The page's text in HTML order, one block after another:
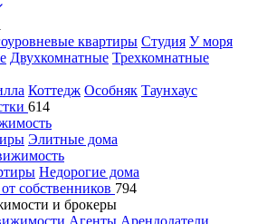
квартиры Студия У моря
Двухкомнатные Трехкомнатные
Коттедж Особняк Таунхаус
614
Элитные дома
Недорогие дома
собственников 794
и брокеры
Агенты Арендодатели